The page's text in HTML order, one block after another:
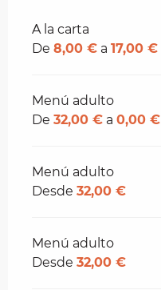
Tarifas 2026
A la carta
De 8,00 € a 17,00 €
Menú adulto
De 32,00 € a 0,00 €
Menú adulto
Desde 32,00 €
Menú adulto
Desde 32,00 €